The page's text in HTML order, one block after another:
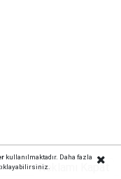
kullanılmaktadır. Daha fazla
Reklamı Kapat